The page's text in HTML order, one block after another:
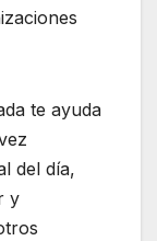
te ayuda
del día,
y